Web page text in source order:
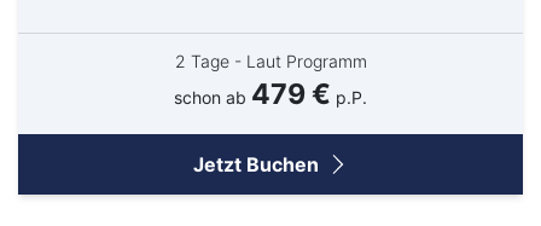
2 Tage - Laut Programm
schon ab 479 € p.P.
Jetzt Buchen